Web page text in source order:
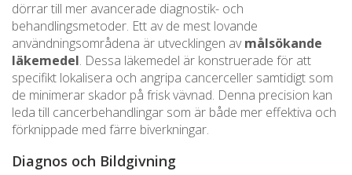
dörrar till mer avancerade diagnostik- och
behandlingsmetoder. Ett av de mest lovande
användningsområdena är utvecklingen avmålsökande
läkemedel. Dessa läkemedel är konstruerade för att
specifikt lokalisera och angripa cancerceller samtidigt som
de minimerar skador på frisk vävnad. Denna precision kan
leda till cancerbehandlingar som är både mer effektiva och
förknippade med färre biverkningar.
Diagnos och Bildgivning